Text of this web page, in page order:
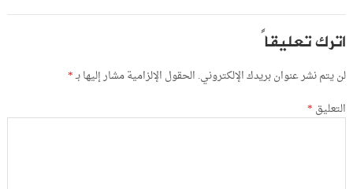
اترك تعليقاً
لن يتم نشر عنوان بريدك الإلكتروني. الحقول الإلزامية مشار إليها بـ*
التعليق *